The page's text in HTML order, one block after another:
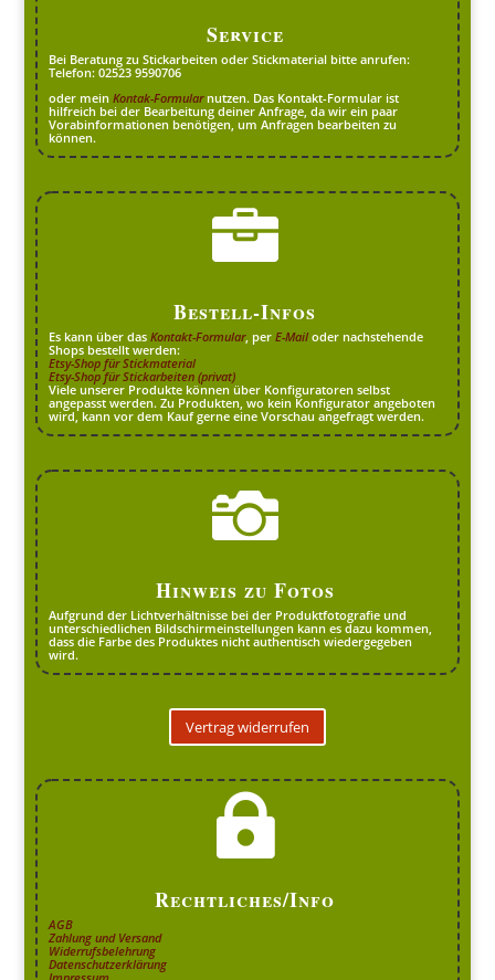
Service
Bei Beratung zu Stickarbeiten oder Stickmaterial bitte anrufen:
Telefon: 02523 9590706
oder meinKontak-Formularnutzen. Das Kontakt-Formular ist
hilfreich bei der Bearbeitung deiner Anfrage, da wir ein paar
Vorabinformationen benötigen, um Anfragen bearbeiten zu
können.

Bestell-Infos
Es kann über dasKontakt-Formular, perE-Mail oder nachstehende
Shops bestellt werden:
Etsy-Shop für Stickmaterial
Etsy-Shop für Stickarbeiten (privat)
Viele unserer Produkte können über Konfiguratoren selbst
angepasst werden. Zu Produkten, wo kein Konfigurator angeboten
wird, kann vor dem Kauf gerne eine Vorschau angefragt werden.

Hinweis zu Fotos
Aufgrund der Lichtverhältnisse bei der Produktfotografie und
unterschiedlichen Bildschirmeinstellungen kann es dazu kommen,
dass die Farbe des Produktes nicht authentisch wiedergegeben
wird.
Vertrag widerrufen

Rechtliches/Info
AGB
Zahlung und Versand
Widerrufsbelehrung
Datenschutzerklärung